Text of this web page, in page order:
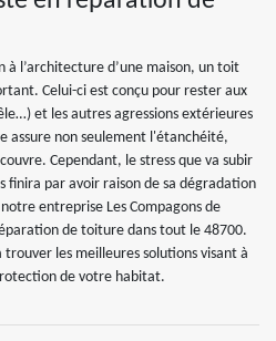
à l’architecture d’une maison, un toit
Celui-ci est conçu pour rester aux
et les autres agressions extérieures
assure non seulement l'étanchéité,
Cependant, le stress que va subir
finira par avoir raison de sa dégradation
entreprise Les Compagons de
de toiture dans tout le 48700.
trouver les meilleures solutions visant à
de votre habitat.